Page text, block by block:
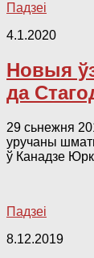
Падзеі
4.1.2020
Новыя
да
29 сьнежня
уручаны
ў Канадзе
Падзеі
8.12.2019